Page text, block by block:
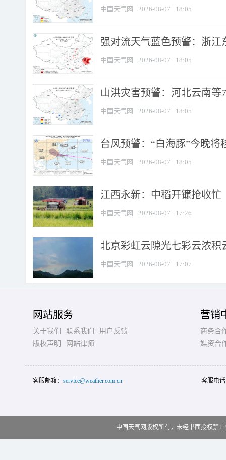
中国天气网 2026-08-07 18:05
强对流天气蓝色预警：浙江
中国天气网 2026-08-07 18:05
山洪灾害预警：河北云南
中国天气网 2026-08-07 18:05
台风预警：“白海豚”今晚将
中国天气网 2026-08-07 18:05
江西永新：中稻开镰抢收忙
中国天气网 2026-08-07 17:26
北京彩虹云隙光七彩云浓积
中国天气网 2026-08-07 17:07
网站服务
关于我们 联系我们
用户反馈
版权声明
网站律师
营销
商务合
媒资合
客服邮箱： service@weather.com.cn 客服电
中国天气网版权所有，未经书面授权